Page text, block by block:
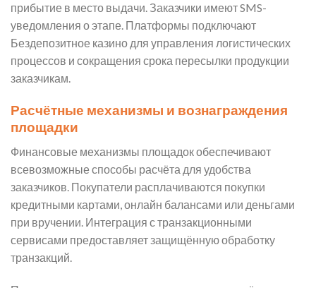
прибытие в место выдачи. Заказчики имеют SMS-
уведомления о этапе. Платформы подключают
Бездепозитное казино для управления логистических
процессов и сокращения срока пересылки продукции
заказчикам.
Расчётные механизмы и вознаграждения
площадки
Финансовые механизмы площадок обеспечивают
всевозможные способы расчёта для удобства
заказчиков. Покупатели расплачиваются покупки
кредитными картами, онлайн балансами или деньгами
при вручении. Интеграция с транзакционными
сервисами предоставляет защищённую обработку
транзакций.